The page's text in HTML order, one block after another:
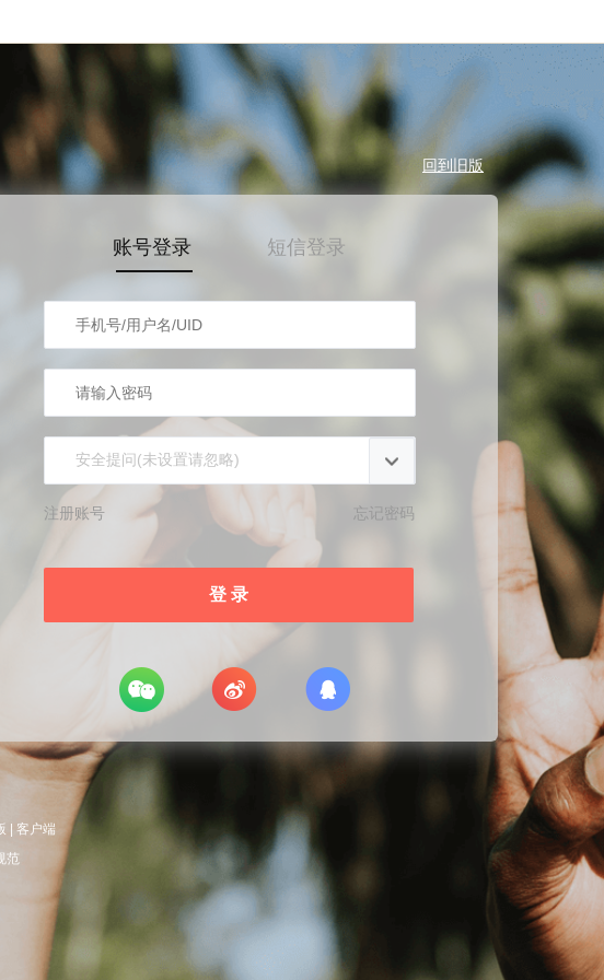
回到旧版
账号登录 短信登录
安全提问(未设置请忽略)
注册账号 忘记密码
登 录
客户端
范